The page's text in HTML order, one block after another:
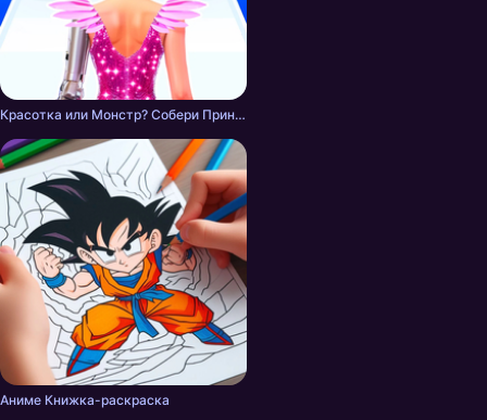
Красотка или Монстр? Собери Принцессу!
Аниме Книжка-раскраска